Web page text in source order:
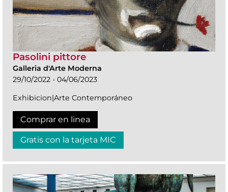
Pasolini pittore
Galleria d'Arte Moderna
29/10/2022 - 04/06/2023
Exhibicion|Arte Contemporáneo
Comprar en linea
Gratis con la tarjeta MIC